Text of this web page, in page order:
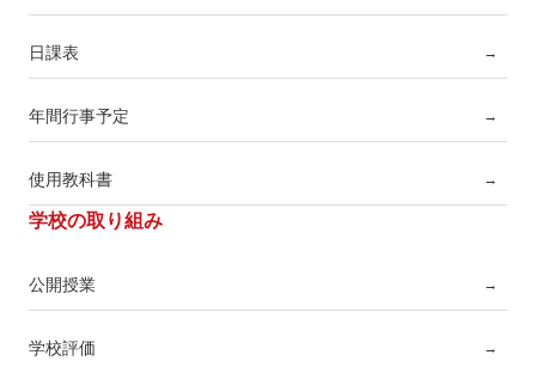
日課表 →
年間行事予定 →
使用教科書 →
学校の取り組み
公開授業 →
学校評価 →